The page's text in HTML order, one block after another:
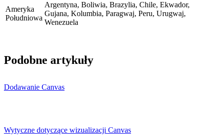
Ameryka
Południowa
Argentyna, Boliwia, Brazylia, Chile, Ekwador,
Gujana, Kolumbia, Paragwaj, Peru, Urugwaj,
Wenezuela
Podobne artykuły
Dodawanie Canvas
Wytyczne dotyczące wizualizacji Canvas